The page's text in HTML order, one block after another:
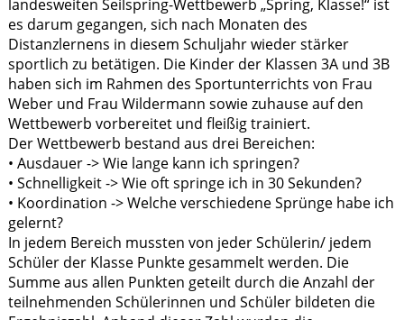
landesweiten Seilspring-Wettbewerb „Spring, Klasse!“ ist
es darum gegangen, sich nach Monaten des
Distanzlernens in diesem Schuljahr wieder stärker
sportlich zu betätigen. Die Kinder der Klassen 3A und 3B
haben sich im Rahmen des Sportunterrichts von Frau
Weber und Frau Wildermann sowie zuhause auf den
Wettbewerb vorbereitet und fleißig trainiert.
Der Wettbewerb bestand aus drei Bereichen:
• Ausdauer -> Wie lange kann ich springen?
• Schnelligkeit -> Wie oft springe ich in 30 Sekunden?
• Koordination -> Welche verschiedene Sprünge habe ich
gelernt?
In jedem Bereich mussten von jeder Schülerin/ jedem
Schüler der Klasse Punkte gesammelt werden. Die
Summe aus allen Punkten geteilt durch die Anzahl der
teilnehmenden Schülerinnen und Schüler bildeten die